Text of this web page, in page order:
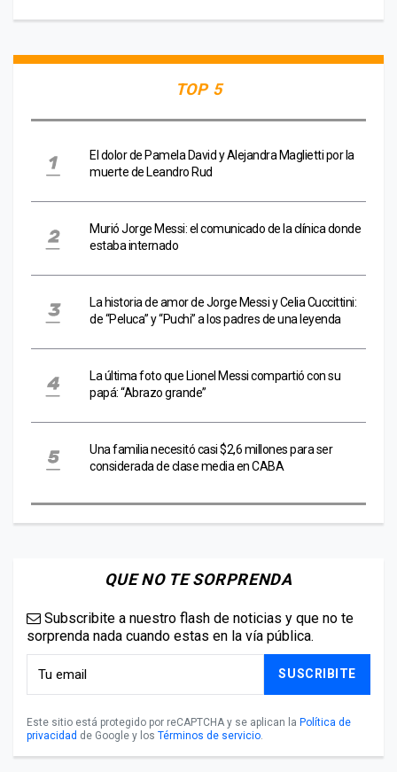
TOP 5
El dolor de Pamela David y Alejandra Maglietti por la
muerte de Leandro Rud
Murió Jorge Messi: el comunicado de la clínica donde
estaba internado
La historia de amor de Jorge Messi y Celia Cuccittini:
de “Peluca” y “Puchi” a los padres de una leyenda
La última foto que Lionel Messi compartió con su
papá: “Abrazo grande”
Una familia necesitó casi $2,6 millones para ser
considerada de clase media en CABA
QUE NO TE SORPRENDA
Subscribite a nuestro flash de noticias y que no te
sorprenda nada cuando estas en la vía pública.
SUSCRIBITE
Este sitio está protegido por reCAPTCHA y se aplican la Política de
privacidad de Google y los Términos de servicio.